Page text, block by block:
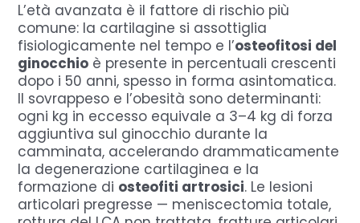
L’età avanzata è il fattore di rischio più
comune: la cartilagine si assottiglia
fisiologicamente nel tempo e l’osteofitosi del
ginocchio è presente in percentuali crescenti
dopo i 50 anni, spesso in forma asintomatica.
Il sovrappeso e l’obesità sono determinanti:
ogni kg in eccesso equivale a 3–4 kg di forza
aggiuntiva sul ginocchio durante la
camminata, accelerando drammaticamente
la degenerazione cartilaginea e la
formazione di osteofiti artrosici. Le lesioni
articolari pregresse — meniscectomia totale,